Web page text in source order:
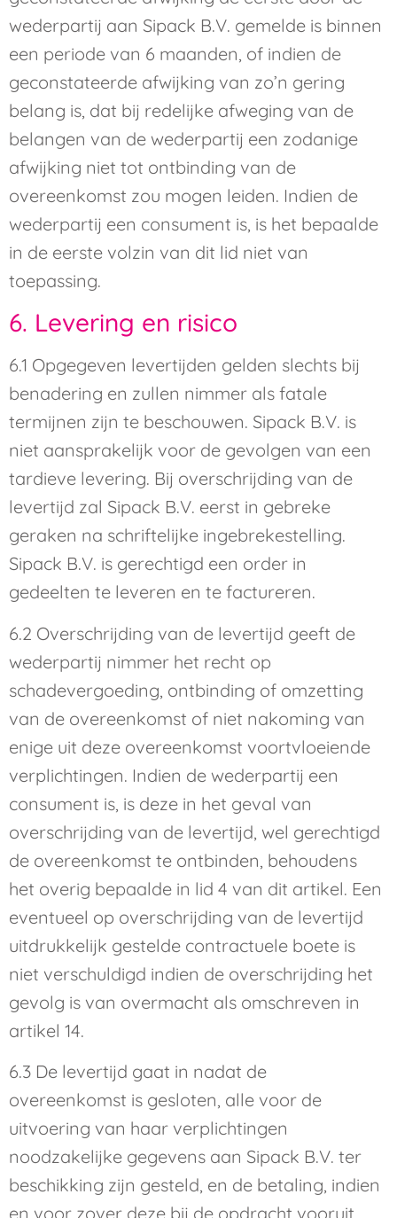
wederpartij aan Sipack B.V. gemelde is binnen
een periode van 6 maanden, of indien de
geconstateerde afwijking van zo’n gering
belang is, dat bij redelijke afweging van de
belangen van de wederpartij een zodanige
afwijking niet tot ontbinding van de
overeenkomst zou mogen leiden. Indien de
wederpartij een consument is, is het bepaalde
in de eerste volzin van dit lid niet van
toepassing.
6. Levering en risico
6.1 Opgegeven levertijden gelden slechts bij
benadering en zullen nimmer als fatale
termijnen zijn te beschouwen. Sipack B.V. is
niet aansprakelijk voor de gevolgen van een
tardieve levering. Bij overschrijding van de
levertijd zal Sipack B.V. eerst in gebreke
geraken na schriftelijke ingebrekestelling.
Sipack B.V. is gerechtigd een order in
gedeelten te leveren en te factureren.
6.2 Overschrijding van de levertijd geeft de
wederpartij nimmer het recht op
schadevergoeding, ontbinding of omzetting
van de overeenkomst of niet nakoming van
enige uit deze overeenkomst voortvloeiende
verplichtingen. Indien de wederpartij een
consument is, is deze in het geval van
overschrijding van de levertijd, wel gerechtigd
de overeenkomst te ontbinden, behoudens
het overig bepaalde in lid 4 van dit artikel. Een
eventueel op overschrijding van de levertijd
uitdrukkelijk gestelde contractuele boete is
niet verschuldigd indien de overschrijding het
gevolg is van overmacht als omschreven in
artikel 14.
6.3 De levertijd gaat in nadat de
overeenkomst is gesloten, alle voor de
uitvoering van haar verplichtingen
noodzakelijke gegevens aan Sipack B.V. ter
beschikking zijn gesteld, en de betaling, indien
en voor zover deze bij de opdracht vooruit